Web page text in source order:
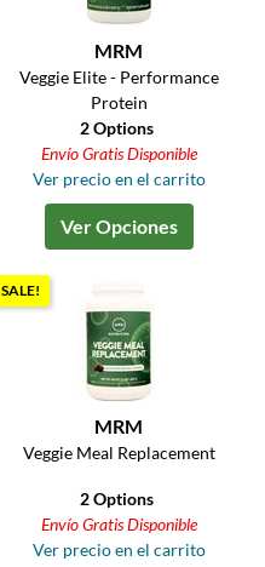
MRM
Veggie Elite - Performance
Protein
2 Options
Envío Gratis Disponible
Ver precio en el carrito
Ver Opciones
SALE!
MRM
Veggie Meal Replacement
2 Options
Envío Gratis Disponible
Ver precio en el carrito